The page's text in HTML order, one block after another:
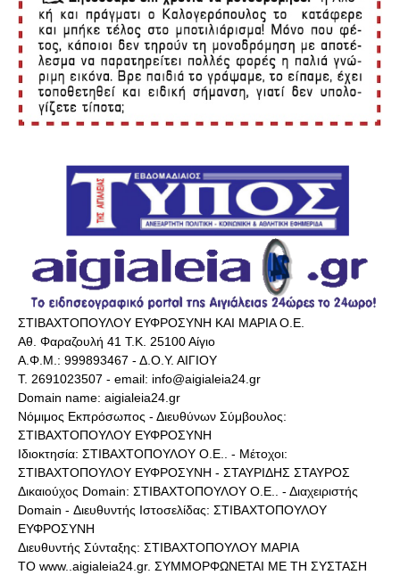
ΣΤΙΒΑΧΤΟΠΟΥΛΟΥ ΕΥΦΡΟΣΥΝΗ ΚΑΙ ΜΑΡΙΑ Ο.Ε.
Αθ. Φαραζουλή 41 Τ.Κ. 25100 Αίγιο
Α.Φ.Μ.: 999893467 - Δ.Ο.Υ. ΑΙΓΙΟΥ
Τ. 2691023507 - email: info@aigialeia24.gr
Domain name: aigialeia24.gr
Νόμιμος Εκπρόσωπος - Διευθύνων Σύμβουλος:
ΣΤΙΒΑΧΤΟΠΟΥΛΟΥ ΕΥΦΡΟΣΥΝΗ
Ιδιοκτησία: ΣΤΙΒΑΧΤΟΠΟΥΛΟΥ Ο.Ε.. - Μέτοχοι:
ΣΤΙΒΑΧΤΟΠΟΥΛΟΥ ΕΥΦΡΟΣΥΝΗ - ΣΤΑΥΡΙΔΗΣ ΣΤΑΥΡΟΣ
Δικαιούχος Domain: ΣΤΙΒΑΧΤΟΠΟΥΛΟΥ Ο.Ε.. - Διαχειριστής
Domain - Διευθυντής Ιστοσελίδας: ΣΤΙΒΑΧΤΟΠΟΥΛΟΥ
ΕΥΦΡΟΣΥΝΗ
Διευθυντής Σύνταξης: ΣΤΙΒΑΧΤΟΠΟΥΛΟΥ ΜΑΡΙΑ
ΤΟ www..aigialeia24.gr. ΣΥΜΜΟΡΦΩΝΕΤΑΙ ΜΕ ΤΗ ΣΥΣΤΑΣΗ